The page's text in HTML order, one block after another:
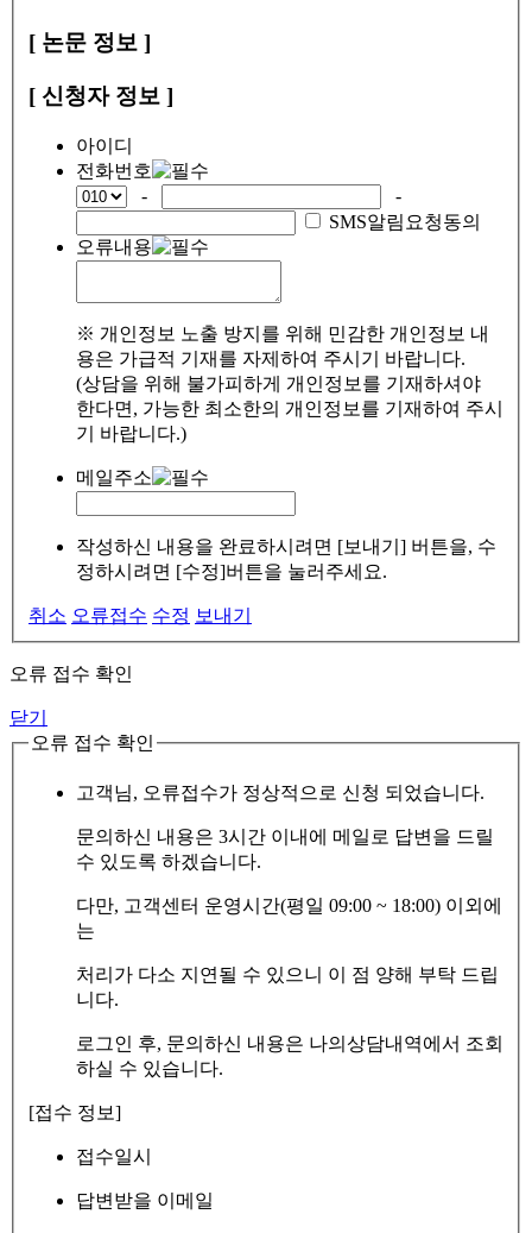
[ 논문 정보 ]
[ 신청자 정보 ]
아이디
전화번호
-
-
SMS알림요청동의
오류내용
※ 개인정보 노출 방지를 위해 민감한 개인정보 내
용은 가급적 기재를 자제하여 주시기 바랍니다.
(상담을 위해 불가피하게 개인정보를 기재하셔야
한다면, 가능한 최소한의 개인정보를 기재하여 주시
기 바랍니다.)
메일주소
작성하신 내용을 완료하시려면 [보내기] 버튼을, 수
정하시려면 [수정]버튼을 눌러주세요.
취소 오류접수 수정 보내기
오류 접수 확인
닫기
오류 접수 확인
고객님, 오류접수가 정상적으로 신청 되었습니다.
문의하신 내용은 3시간 이내에 메일로 답변을 드릴
수 있도록 하겠습니다.
다만, 고객센터 운영시간(평일 09:00 ~ 18:00) 이외에
는
처리가 다소 지연될 수 있으니 이 점 양해 부탁 드립
니다.
로그인 후, 문의하신 내용은 나의상담내역에서 조회
하실 수 있습니다.
[접수 정보]
접수일시
답변받을 이메일